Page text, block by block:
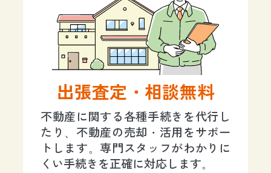
出張査定・相談無料
不動産に関する各種手続きを代行し
たり、不動産の売却・活用をサポー
トします。専門スタッフがわかりに
くい手続きを正確に対応します。